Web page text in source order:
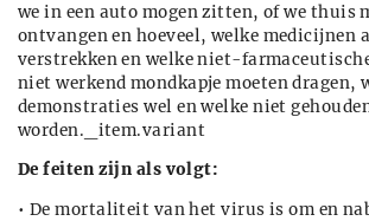
we in een auto mogen zitten, of we thuis
ontvangen en hoeveel, welke medicijnen
verstrekken en welke niet-
niet werkend mondkapje moeten dragen,
demonstraties wel en welke niet
worden._item.variant
De feiten zijn als volgt:
• De mortaliteit van het virus is om en